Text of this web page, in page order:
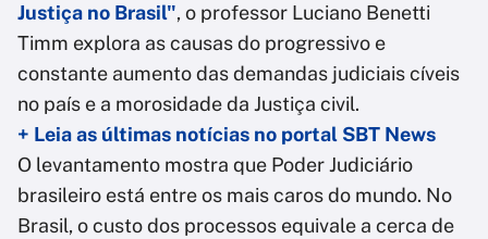
Justiça no Brasil", o professor Luciano Benetti
Timm explora as causas do progressivo e
constante aumento das demandas judiciais cíveis
no país e a morosidade da Justiça civil.
+ Leia as últimas notícias no portal SBT News
O levantamento mostra que Poder Judiciário
brasileiro está entre os mais caros do mundo. No
Brasil, o custo dos processos equivale a cerca de